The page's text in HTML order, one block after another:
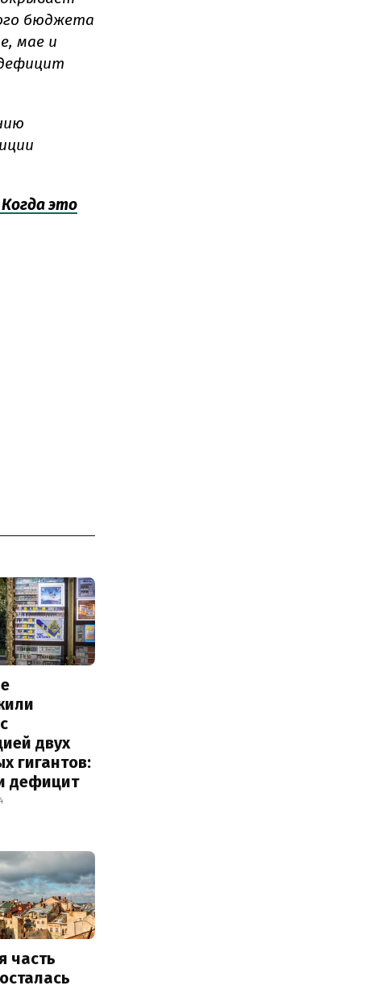
бюджета
мае и
это
двух
гигантов:
дефицит
часть